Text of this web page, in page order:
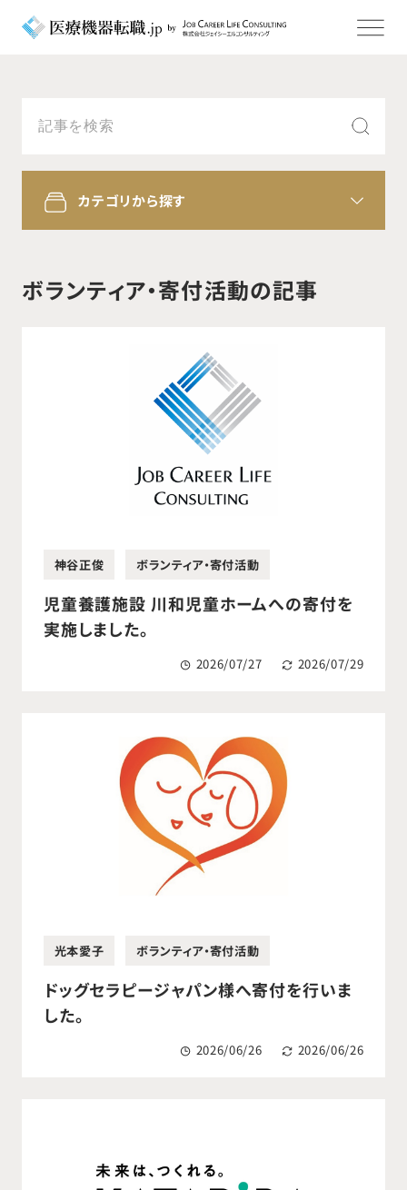
カテゴリから探す
ボランティア・寄付活動の記事
神谷正俊 ボランティア・寄付活動
児童養護施設 川和児童ホームへの寄付を
実施しました。
2026/07/27 2026/07/29
光本愛子 ボランティア・寄付活動
ドッグセラピージャパン様へ寄付を行いま
した。
2026/06/26 2026/06/26